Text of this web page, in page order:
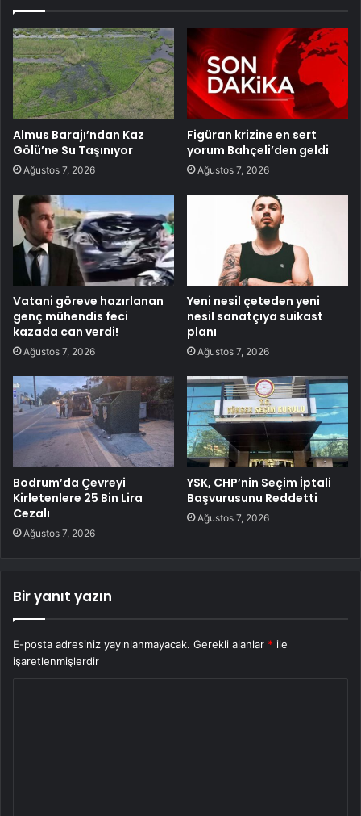
Almus Barajı’ndan Kaz
Gölü’ne Su Taşınıyor
Ağustos 7, 2026
Figüran krizine en sert
yorum Bahçeli’den geldi
Ağustos 7, 2026
Vatani göreve hazırlanan
genç mühendis feci
kazada can verdi!
Ağustos 7, 2026
Yeni nesil çeteden yeni
nesil sanatçıya suikast
planı
Ağustos 7, 2026
Bodrum’da Çevreyi
Kirletenlere 25 Bin Lira
Cezalı
Ağustos 7, 2026
YSK, CHP’nin Seçim İptali
Başvurusunu Reddetti
Ağustos 7, 2026
Bir yanıt yazın
E-posta adresiniz yayınlanmayacak. Gerekli alanlar * ile
işaretlenmişlerdir